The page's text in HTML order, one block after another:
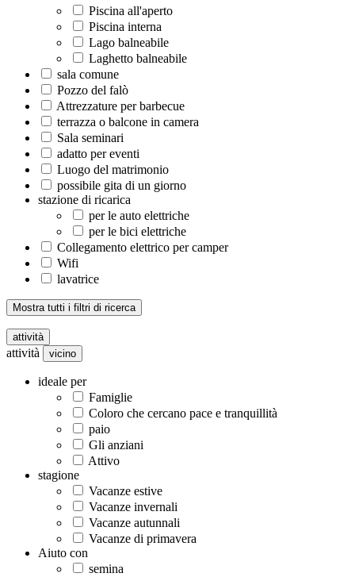
Piscina all'aperto
Piscina interna
Lago balneabile
Laghetto balneabile
sala comune
Pozzo del falò
Attrezzature per barbecue
terrazza o balcone in camera
Sala seminari
adatto per eventi
Luogo del matrimonio
possibile gita di un giorno
stazione di ricarica
per le auto elettriche
per le bici elettriche
Collegamento elettrico per camper
Wifi
lavatrice
Mostra tutti i filtri di ricerca
attività
attività vicino
ideale per
Famiglie
Coloro che cercano pace e tranquillità
paio
Gli anziani
Attivo
stagione
Vacanze estive
Vacanze invernali
Vacanze autunnali
Vacanze di primavera
Aiuto con
semina